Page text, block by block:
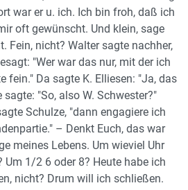
war er u. ich. Ich bin froh, daß ich
oft gewünscht. Und klein, sage
Fein, nicht? Walter sagte nachher,
"Wer war das nur, mit der ich
fein." Da sagte K. Elliesen: "Ja, das
"So, also W. Schwester?"
Schulze, "dann engagiere ich
– Denkt Euch, das war
meines Lebens. Um wieviel Uhr
Um 1/2 6 oder 8? Heute habe ich
nicht? Drum will ich schließen.